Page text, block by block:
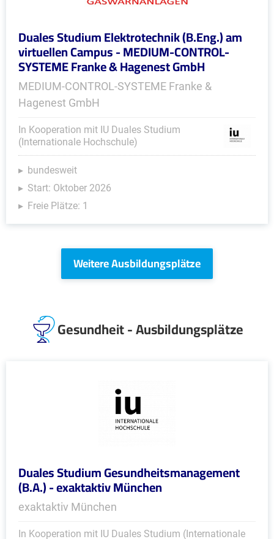
Duales Studium Elektrotechnik (B.Eng.) am
virtuellen Campus - MEDIUM-CONTROL-
SYSTEME Franke & Hagenest GmbH
MEDIUM-CONTROL-SYSTEME Franke &
Hagenest GmbH
In Kooperation mit IU Duales Studium
(Internationale Hochschule)
bundesweit
Start: Oktober 2026
Freie Plätze: 1
Weitere Ausbildungsplätze
Gesundheit - Ausbildungsplätze
Duales Studium Gesundheitsmanagement
(B.A.) - exaktaktiv München
exaktaktiv München
In Kooperation mit IU Duales Studium (Internationale